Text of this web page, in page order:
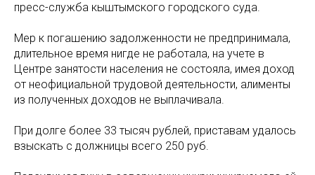
пресс-служба кыштымского городского суда.
Мер к погашению задолженности не предпринимала,
длительное время нигде не работала, на учете в
Центре занятости населения не состояла, имея доход
от неофициальной трудовой деятельности, алименты
из полученных доходов не выплачивала.
При долге более 33 тысяч рублей, приставам удалось
взыскать с должницы всего 250 руб.